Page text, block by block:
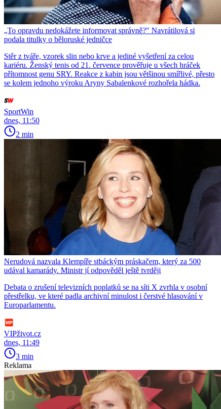
„To opravdu nedokážete informovat správně?" Navrátilová si
podala titulky o běloruské jedničce
Stěr z tváře, vzorek slin nebo krve a jediné vyšetření za celou
kariéru. Ženský tenis od 21. července prověřuje u všech hráček
přítomnost genu SRY. Reakce z kabin jsou většinou smířlivé, přesto
se kolem jednoho výroku Aryny Sabalenkové rozhořela hádka.
SportWin
dnes, 11:50
2 min
Nerudová nazvala Klempíře stbáckým práskačem, který za 500
udával kamarády. Ministr jí odpověděl ještě tvrději
Debata o zrušení televizních poplatků se na síti X zvrhla v osobní
přestřelku, ve které padla archivní minulost i čerstvé hlasování v
Europarlamentu.
VIPživot.cz
dnes, 11:49
3 min
Reklama